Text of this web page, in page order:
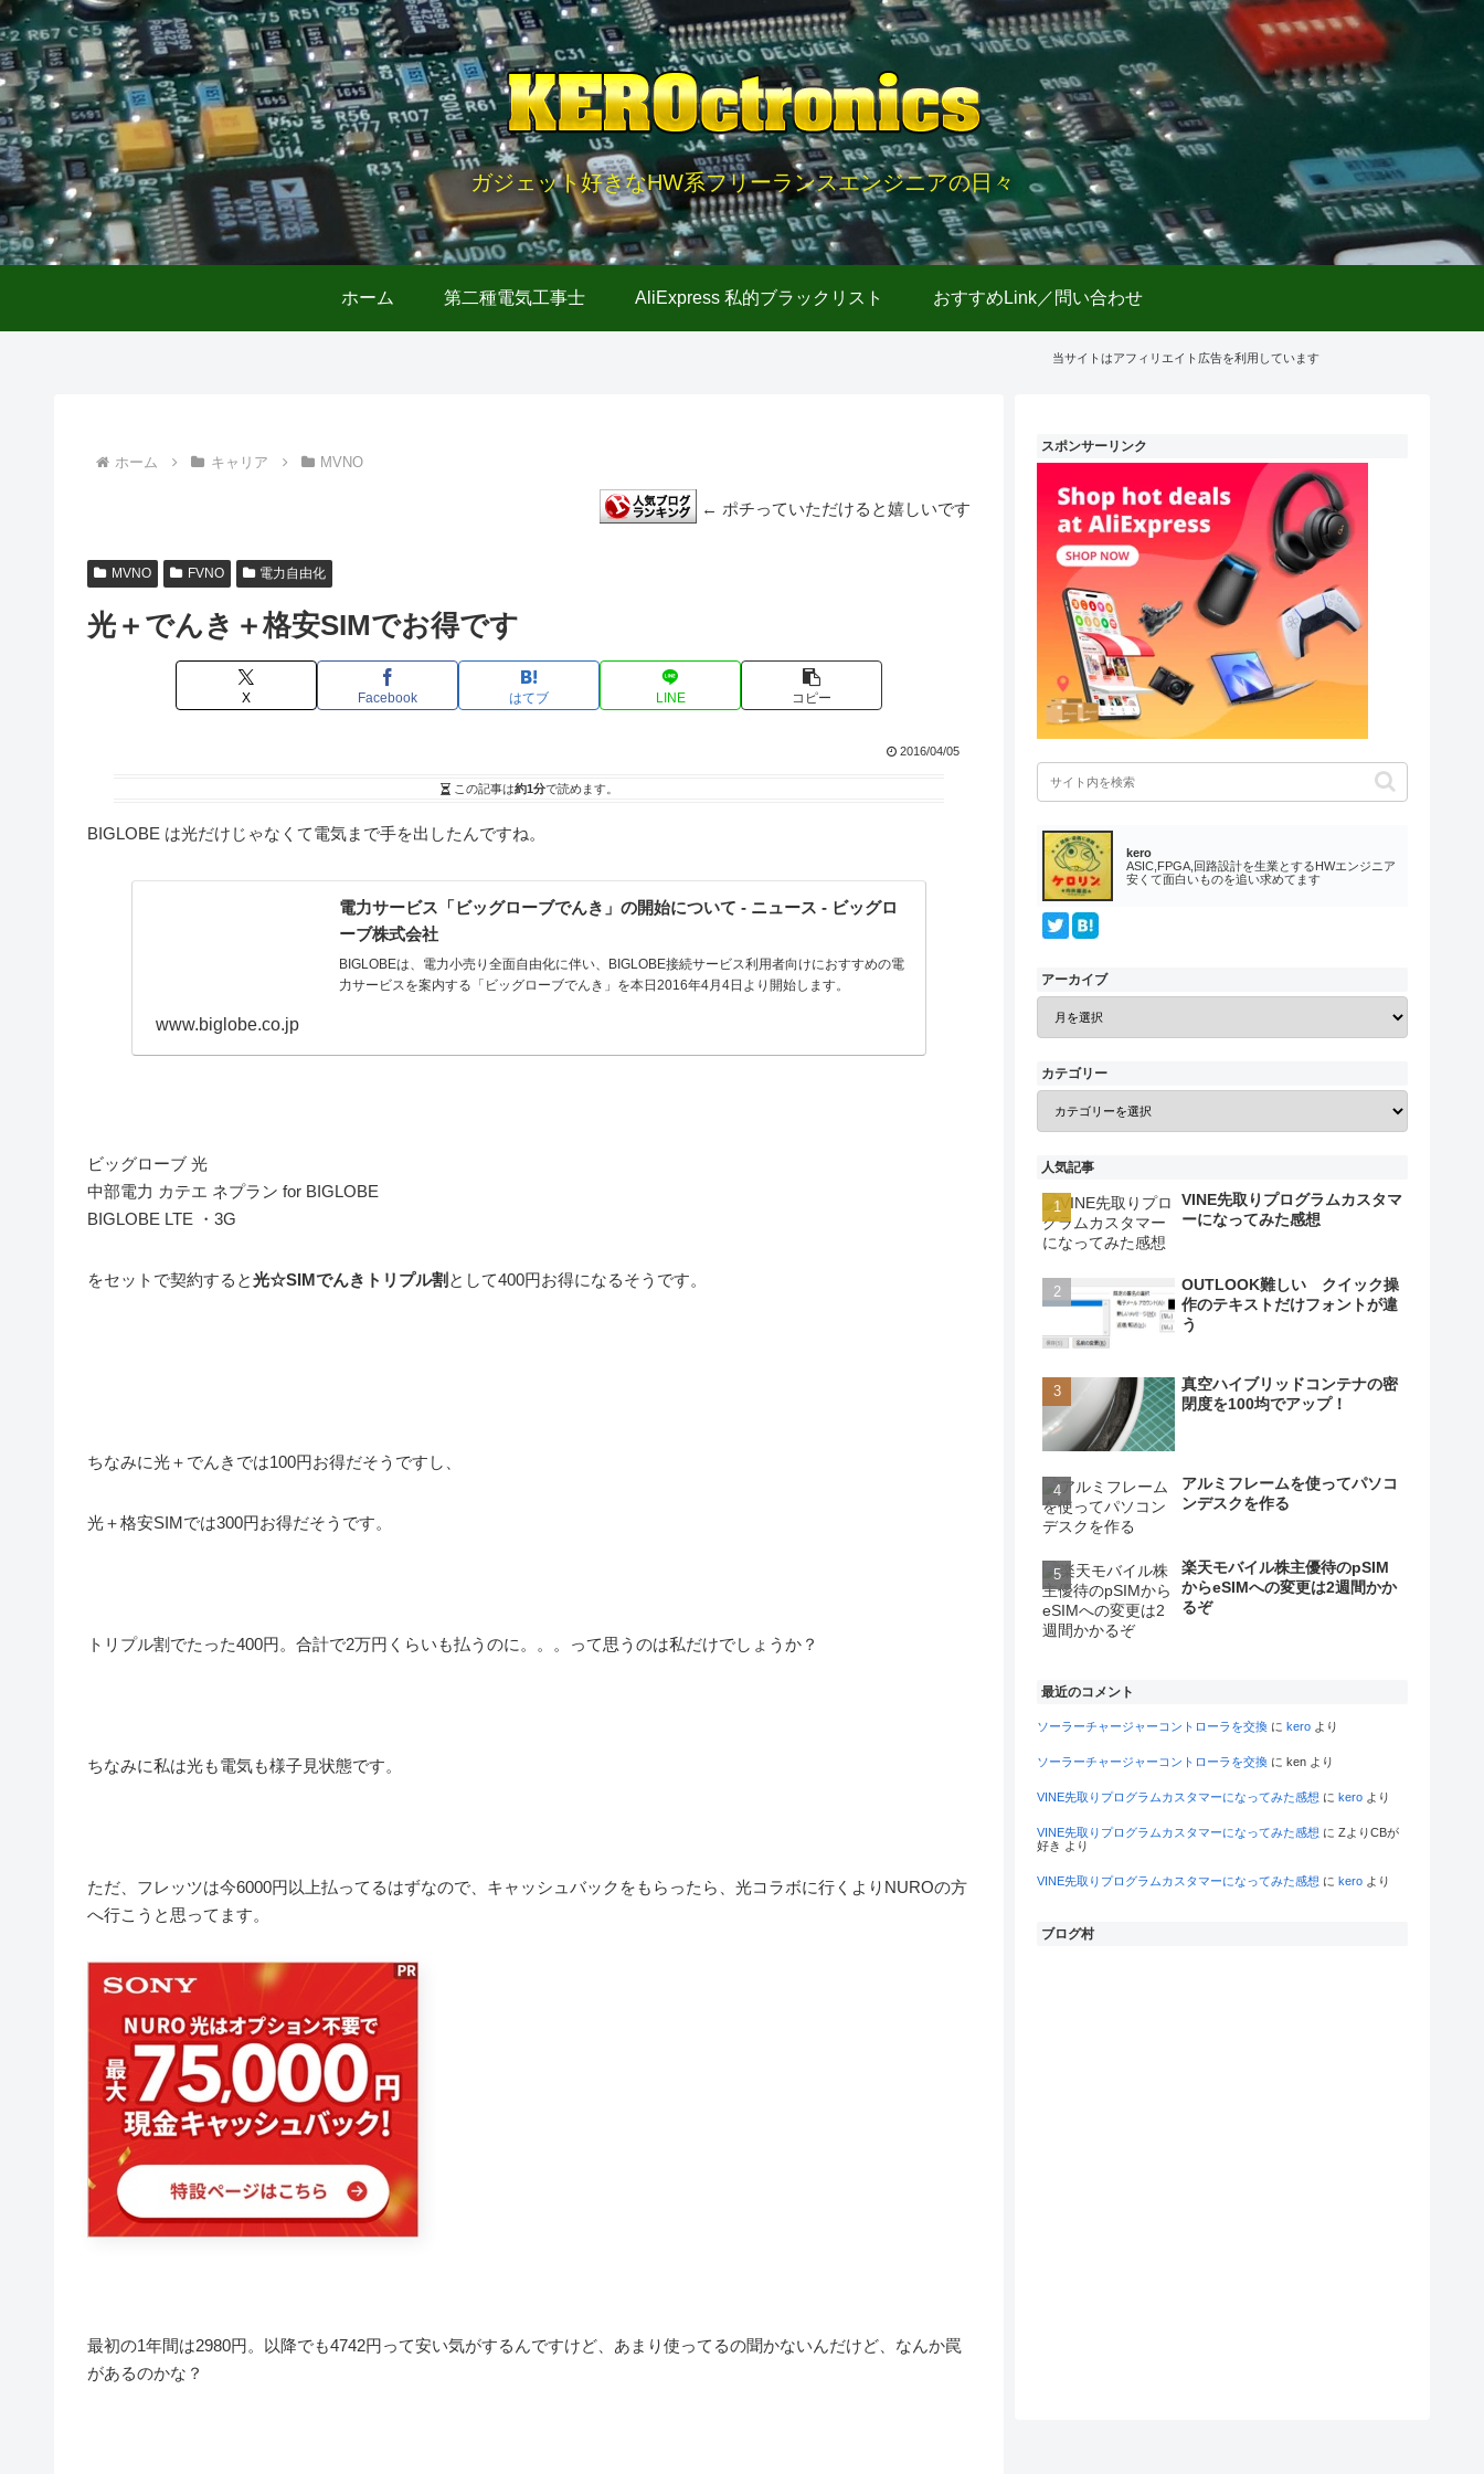
ガジェット好きなHW系フリーランスエンジニアの日々
ホーム 第二種電気工事士 AliExpress 私的ブラックリスト おすすめLink／問い合わせ
当サイトはアフィリエイト広告を利用しています
ホーム キャリア MVNO
← ポチっていただけると嬉しいです
MVNO FVNO 電力自由化
光＋でんき＋格安SIMでお得です
X Facebook はてブ LINE コピー
2016/04/05
この記事は約1分で読めます。
BIGLOBE は光だけじゃなくて電気まで手を出したんですね。
電力サービス「ビッグローブでんき」の開始について - ニュース - ビッグロ
ーブ株式会社
BIGLOBEは、電力小売り全面自由化に伴い、BIGLOBE接続サービス利用者向けにおすすめの電
力サービスを案内する「ビッグローブでんき」を本日2016年4月4日より開始します。
www.biglobe.co.jp
ビッグローブ 光
中部電力 カテエ ネプラン for BIGLOBE
BIGLOBE LTE ・3G
をセットで契約すると光☆SIMでんきトリプル割 として400円お得になるそうです。
ちなみに光＋でんきでは100円お得だそうですし、
光＋格安SIMでは300円お得だそうです。
トリプル割でたった400円。合計で2万円くらいも払うのに。。。って思うのは私だけでしょうか？
ちなみに私は光も電気も様子見状態です。
ただ、フレッツは今6000円以上払ってるはずなので、キャッシュバックをもらったら、光コラボに行くよりNUROの方
へ行こうと思ってます。
最初の1年間は2980円。以降でも4742円って安い気がするんですけど、あまり使ってるの聞かないんだけど、なんか罠
があるのかな？
スポンサーリンク
kero
ASIC,FPGA,回路設計を生業とするHWエンジニア
安くて面白いものを追い求めてます
アーカイブ
カテゴリー
人気記事
VINE先取りプログラムカスタマ
ーになってみた感想
OUTLOOK難しい クイック操
作のテキストだけフォントが違
う
真空ハイブリッドコンテナの密
閉度を100均でアップ！
アルミフレームを使ってパソコ
ンデスクを作る
楽天モバイル株主優待のpSIM
からeSIMへの変更は2週間かか
るぞ
最近のコメント
ソーラーチャージャーコントローラを交換 に kero より
ソーラーチャージャーコントローラを交換 に ken より
VINE先取りプログラムカスタマーになってみた感想 に kero より
VINE先取りプログラムカスタマーになってみた感想 に ZよりCBが
好き より
VINE先取りプログラムカスタマーになってみた感想 に kero より
ブログ村